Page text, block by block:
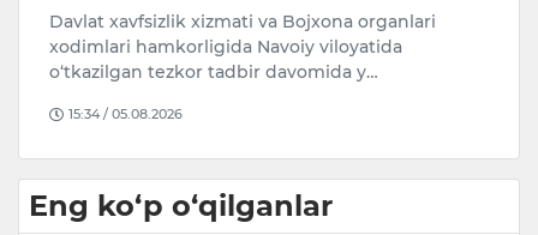
Davlat xavfsizlik xizmati va Bojxona organlari
xodimlari hamkorligida Navoiy viloyatida
o‘tkazilgan tezkor tadbir davomida y…
15:34 / 05.08.2026
Eng ko‘p o‘qilganlar